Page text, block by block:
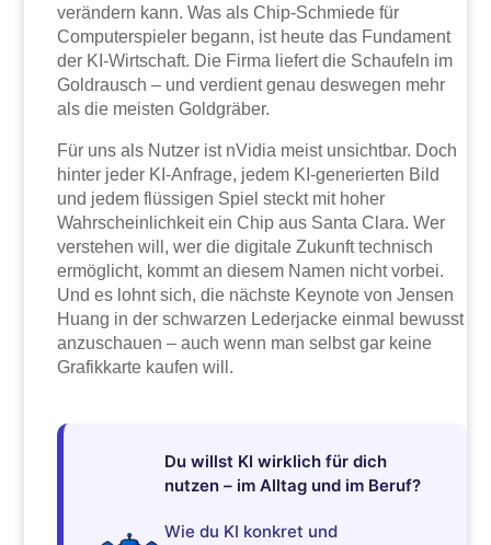
verändern kann. Was als Chip-Schmiede für
Computerspieler begann, ist heute das Fundament
der KI-Wirtschaft. Die Firma liefert die Schaufeln im
Goldrausch – und verdient genau deswegen mehr
als die meisten Goldgräber.
Für uns als Nutzer ist nVidia meist unsichtbar. Doch
hinter jeder KI-Anfrage, jedem KI-generierten Bild
und jedem flüssigen Spiel steckt mit hoher
Wahrscheinlichkeit ein Chip aus Santa Clara. Wer
verstehen will, wer die digitale Zukunft technisch
ermöglicht, kommt an diesem Namen nicht vorbei.
Und es lohnt sich, die nächste Keynote von Jensen
Huang in der schwarzen Lederjacke einmal bewusst
anzuschauen – auch wenn man selbst gar keine
Grafikkarte kaufen will.
Du willst KI wirklich für dich
nutzen – im Alltag und im Beruf?
Wie du KI konkret und